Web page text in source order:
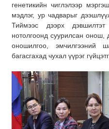
генетикийн чиглэлээр
мэдлэг, ур чадварыг
Тиймээс дээрх дэвшилтэт
нотолгоонд суурилсан онош,
оношилгоо, эмчилгээний
багасгахад чухал үүрэг